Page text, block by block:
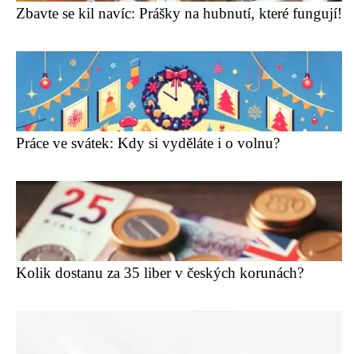
Zbavte se kil navíc: Prášky na hubnutí, které fungují!
Práce ve svátek: Kdy si vyděláte i o volnu?
Kolik dostanu za 35 liber v českých korunách?